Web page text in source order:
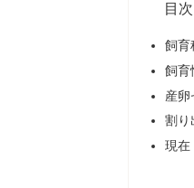
目次
飼育
飼育
産卵
割り
現在